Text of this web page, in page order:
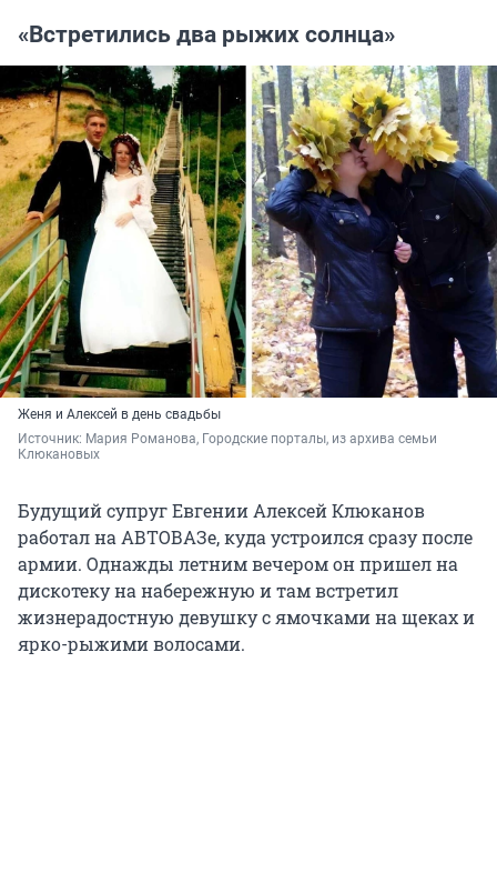
«Встретились два рыжих солнца»
Женя и Алексей в день свадьбы
Источник: Мария Романова, Городские порталы, из архива семьи
Клюкановых
Будущий супруг Евгении Алексей Клюканов
работал на АВТОВАЗе, куда устроился сразу после
армии. Однажды летним вечером он пришел на
дискотеку на набережную и там встретил
жизнерадостную девушку с ямочками на щеках и
ярко-рыжими волосами.